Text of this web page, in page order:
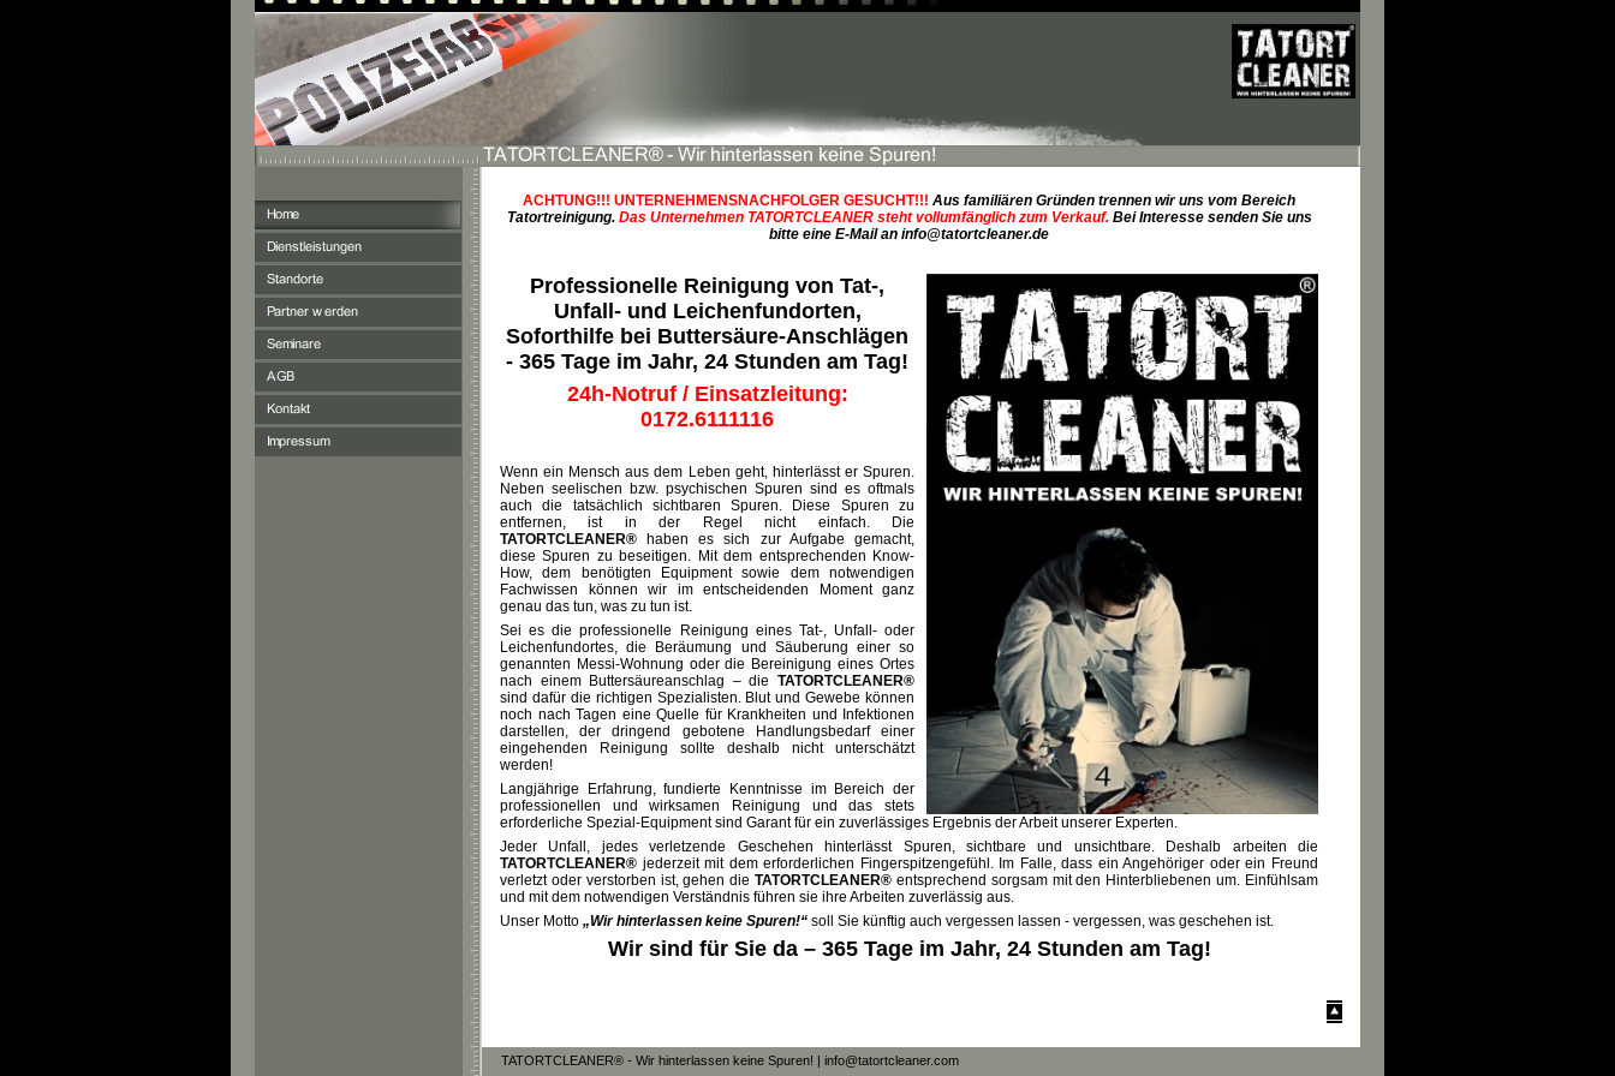
ACHTUNG!!! UNTERNEHMENSNACHFOLGER GESUCHT!!! Aus familiären Gründen trennen wir uns vom Bereich
Tatortreinigung. Das Unternehmen TATORTCLEANER steht vollumfänglich zum Verkauf.Bei Interesse senden Sie uns
bitte eine E-Mail an info@tatortcleaner.de
Professionelle Reinigung von Tat-,
Unfall- und Leichenfundorten,
Soforthilfe bei Buttersäure-Anschlägen
- 365 Tage im Jahr, 24 Stunden am Tag!
24h-Notruf / Einsatzleitung:
0172.6111116
Wenn ein Mensch aus dem Leben geht, hinterlässt er Spuren.
Neben seelischen bzw. psychischen Spuren sind es oftmals
auch die tatsächlich sichtbaren Spuren. Diese Spuren zu
entfernen, ist in der Regel nicht einfach. Die
TATORTCLEANER® haben es sich zur Aufgabe gemacht,
diese Spuren zu beseitigen. Mit dem entsprechenden Know-
How, dem benötigten Equipment sowie dem notwendigen
Fachwissen können wir im entscheidenden Moment ganz
genau das tun, was zu tun ist.
Sei es die professionelle Reinigung eines Tat-, Unfall- oder
Leichenfundortes, die Beräumung und Säuberung einer so
genannten Messi-Wohnung oder die Bereinigung eines Ortes
nach einem Buttersäureanschlag – die TATORTCLEANER®
sind dafür die richtigen Spezialisten. Blut und Gewebe können
noch nach Tagen eine Quelle für Krankheiten und Infektionen
darstellen, der dringend gebotene Handlungsbedarf einer
eingehenden Reinigung sollte deshalb nicht unterschätzt
werden!
Langjährige Erfahrung, fundierte Kenntnisse im Bereich der
professionellen und wirksamen Reinigung und das stets
erforderliche Spezial-Equipment sind Garant für ein zuverlässiges Ergebnis der Arbeit unserer Experten.
Jeder Unfall, jedes verletzende Geschehen hinterlässt Spuren, sichtbare und unsichtbare. Deshalb arbeiten die
TATORTCLEANER® jederzeit mit dem erforderlichen Fingerspitzengefühl. Im Falle, dass ein Angehöriger oder ein Freund
verletzt oder verstorben ist, gehen dieTATORTCLEANER® entsprechend sorgsam mit den Hinterbliebenen um. Einfühlsam
und mit dem notwendigen Verständnis führen sie ihre Arbeiten zuverlässig aus.
Unser Motto „Wir hinterlassen keine Spuren!“ soll Sie künftig auch vergessen lassen - vergessen, was geschehen ist.
Wir sind für Sie da – 365 Tage im Jahr, 24 Stunden am Tag!
TATORTCLEANER® - Wir hinterlassen keine Spuren! | info@tatortcleaner.com